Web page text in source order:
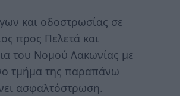
και οδοστρωσίας σε
προς Πελετά και
του Νομού Λακωνίας με
τμήμα της παραπάνω
ασφαλτόστρωση.